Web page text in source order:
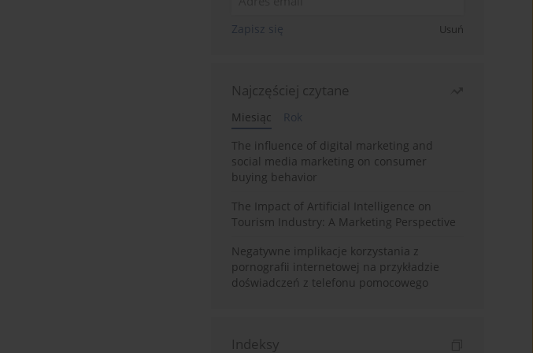
Zapisz się Usuń
Najczęściej czytane
Miesiąc
Rok
The influence of digital marketing and
social media marketing on consumer
buying behavior
The Impact of Artificial Intelligence on
Tourism Industry: A Marketing Perspective
Negatywne implikacje korzystania z
pornografii internetowej na przykładzie
doświadczeń z telefonu pomocowego
Indeksy